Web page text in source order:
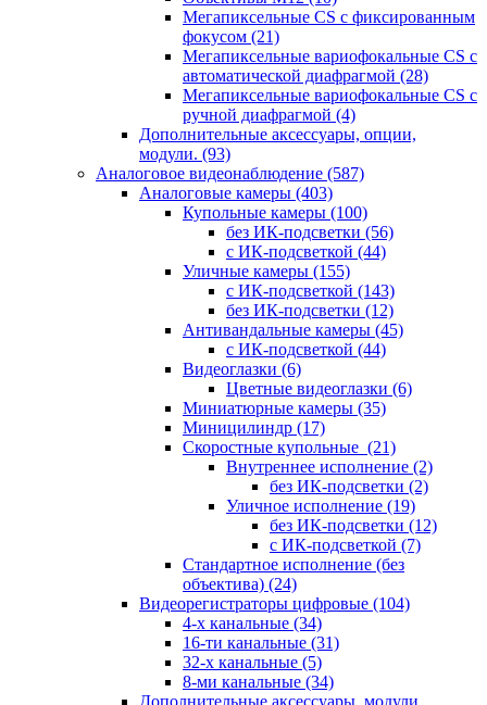
Мегапиксельные CS c фиксированным
фокусом (21)
Мегапиксельные вариофокальные CS c
автоматической диафрагмой (28)
Мегапиксельные вариофокальные CS c
ручной диафрагмой (4)
Дополнительные аксессуары, опции,
модули. (93)
Аналоговое видеонаблюдение (587)
Аналоговые камеры (403)
Купольные камеры (100)
без ИК-подсветки (56)
с ИК-подсветкой (44)
Уличные камеры (155)
с ИК-подсветкой (143)
без ИК-подсветки (12)
Антивандальные камеры (45)
с ИК-подсветкой (44)
Видеоглазки (6)
Цветные видеоглазки (6)
Миниатюрные камеры (35)
Миницилиндр (17)
Скоростные купольные (21)
Внутреннее исполнение (2)
без ИК-подсветки (2)
Уличное исполнение (19)
без ИК-подсветки (12)
с ИК-подсветкой (7)
Стандартное исполнение (без
объектива) (24)
Видеорегистраторы цифровые (104)
4-х канальные (34)
16-ти канальные (31)
32-х канальные (5)
8-ми канальные (34)
Дополнительные аксессуары, модули,